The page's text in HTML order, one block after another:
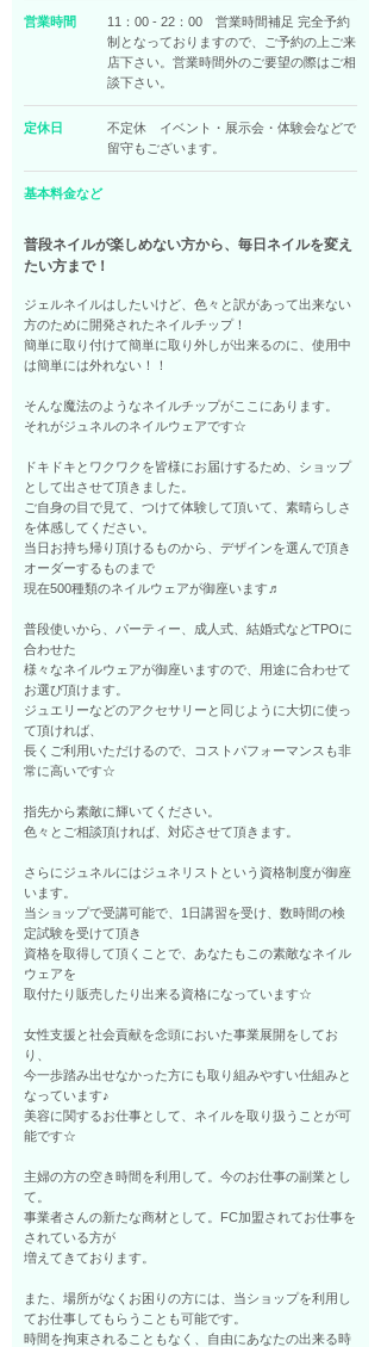
営業時間
11：00 - 22：00 営業時間補足 完全予約
制となっておりますので、ご予約の上ご来
店下さい。営業時間外のご要望の際はご相
談下さい。
定休日
不定休 イベント・展示会・体験会などで
留守もございます。
基本料金など
普段ネイルが楽しめない方から、毎日ネイルを変え
たい方まで！
ジェルネイルはしたいけど、色々と訳があって出来ない
方のために開発されたネイルチップ！
簡単に取り付けて簡単に取り外しが出来るのに、使用中
は簡単には外れない！！
そんな魔法のようなネイルチップがここにあります。
それがジュネルのネイルウェアです☆
ドキドキとワクワクを皆様にお届けするため、ショップ
として出させて頂きました。
ご自身の目で見て、つけて体験して頂いて、素晴らしさ
を体感してください。
当日お持ち帰り頂けるものから、デザインを選んで頂き
オーダーするものまで
現在500種類のネイルウェアが御座います♬
普段使いから、パーティー、成人式、結婚式などTPOに
合わせた
様々なネイルウェアが御座いますので、用途に合わせて
お選び頂けます。
ジュエリーなどのアクセサリーと同じように大切に使っ
て頂ければ、
長くご利用いただけるので、コストパフォーマンスも非
常に高いです☆
指先から素敵に輝いてください。
色々とご相談頂ければ、対応させて頂きます。
さらにジュネルにはジュネリストという資格制度が御座
います。
当ショップで受講可能で、1日講習を受け、数時間の検
定試験を受けて頂き
資格を取得して頂くことで、あなたもこの素敵なネイル
ウェアを
取付たり販売したり出来る資格になっています☆
女性支援と社会貢献を念頭においた事業展開をしてお
り、
今一歩踏み出せなかった方にも取り組みやすい仕組みと
なっています♪
美容に関するお仕事として、ネイルを取り扱うことが可
能です☆
主婦の方の空き時間を利用して。今のお仕事の副業とし
て。
事業者さんの新たな商材として。FC加盟されてお仕事を
されている方が
増えてきております。
また、場所がなくお困りの方には、当ショップを利用し
てお仕事してもらうことも可能です。
時間を拘束されることもなく、自由にあなたの出来る時